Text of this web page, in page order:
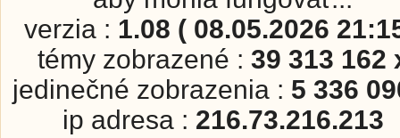
verzia : 1.08 ( 08.05.2026
témy zobrazené : 39 313 162
jedinečné zobrazenia : 5 336
ip adresa : 216.73.216.213